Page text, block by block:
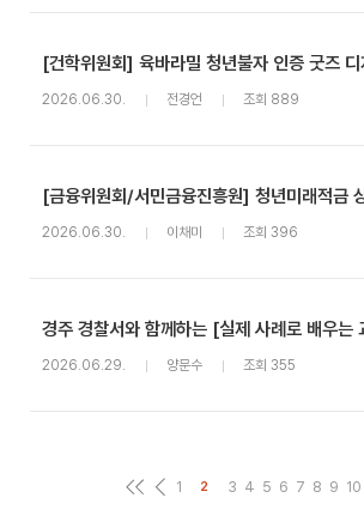
2026.06.30. 전경언 조회 889
2026.06.30. 이채미 조회 396
경주 경찰서와 함께하는 [실제 사례로 배우는
2026.06.29. 양문수 조회 355
1 2 3 4 5 6 7 8 9 10